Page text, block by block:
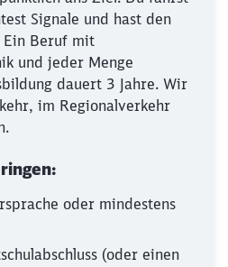
Signale und hast den
Ein Beruf mit
und jeder Menge
dauert 3 Jahre. Wir
im Regionalverkehr
oder mindestens
(oder einen